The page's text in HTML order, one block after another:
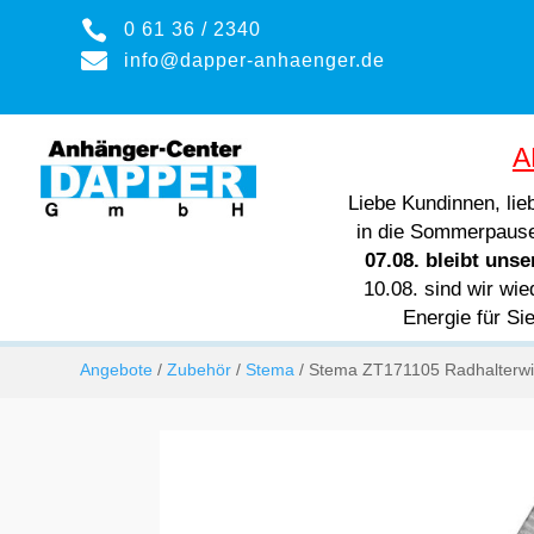
 0 61 36 / 2340
 info@dapper-anhaenger.de
Liebe Kundinnen,
in die
07.08. bleibt
10.08. sind wir
Energie für
Angebote /Zubehör /Stema / Stema ZT171105